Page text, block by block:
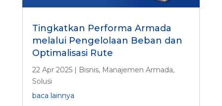
Tingkatkan Performa Armada
melalui Pengelolaan Beban dan
Optimalisasi Rute
22 Apr 2025| Bisnis, Manajemen Armada,
Solusi
baca lainnya